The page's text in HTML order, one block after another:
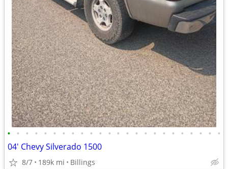
• • • • • • • • • • • • • • • • • • • • • • • •
04' Chevy Silverado 1500
8/7 189k mi Billings